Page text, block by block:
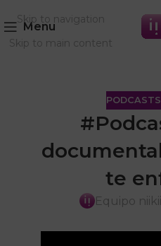
Skip to navigation
Skip to main content
Menu
te
Equipo